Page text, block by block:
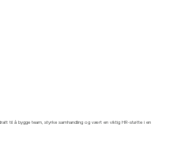
til å bygge team, styrke samhandling og vært en viktig HR-støtte i en